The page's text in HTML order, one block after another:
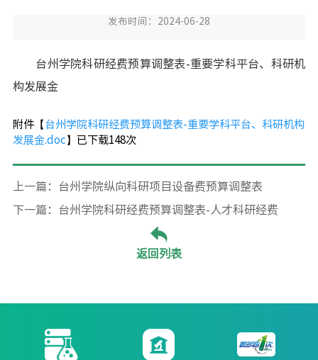
发布时间：2024-06-28
台州学院科研经费预算调整表-重要学科平台、科研机
构发展金
附件【 台州学院科研经费预算调整表-重要学科平台、科研机构
发展金.doc 】已下载148次
上一篇：台州学院纵向科研项目设备费预算调整表
下一篇：台州学院科研经费预算调整表-人才科研经费
返回列表